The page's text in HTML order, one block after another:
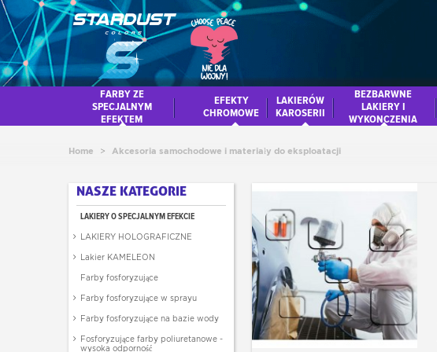
FARBY ZE
SPECJALNYM
EFEKTEM
EFEKTY
CHROMOWE
LAKIERÓW
KAROSERII
BEZBARWNE
LAKIERY I
WYKONCZENIA
Home > Akcesoria samochodowe i materiały do eksploatacji
NASZE KATEGORIE
LAKIERY O SPECJALNYM EFEKCIE
LAKIERY HOLOGRAFICZNE
Lakier KAMELEON
Farby fosforyzujące
Farby fosforyzujące w sprayu
Farby fosforyzujące na bazie wody
Fosforyzujące farby poliuretanowe -
wysoka odporność